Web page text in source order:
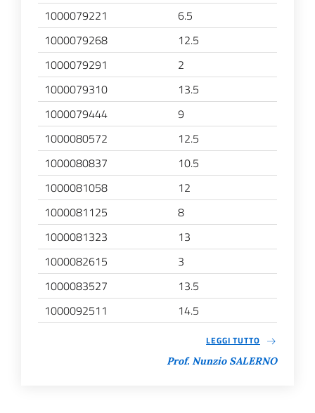
1000079221
6.5
1000079268
12.5
1000079291
2
1000079310
13.5
1000079444
9
1000080572
12.5
1000080837
10.5
1000081058
12
1000081125
8
1000081323
13
1000082615
3
1000083527
13.5
1000092511
14.5
LEGGI TUTTO
Prof. Nunzio SALERNO